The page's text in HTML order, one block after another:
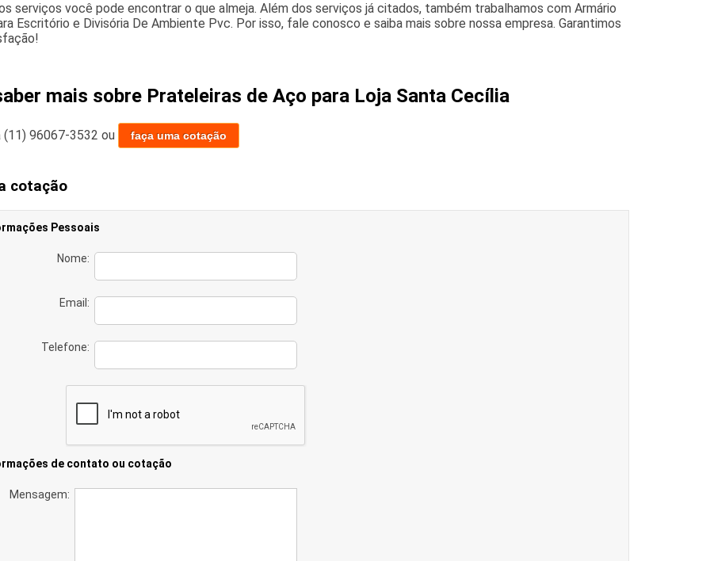
serviços você pode encontrar o que almeja. Além dos serviços já citados, também trabalhamos com Armário
Escritório e Divisória De Ambiente Pvc. Por isso, fale conosco e saiba mais sobre nossa empresa. Garantimos
mais sobre Prateleiras de Aço para Loja Santa Cecília
(11) 96067-3532 ou faça uma cotação
cotação
Pessoais
Nome:
Email:
Telefone:
de contato ou cotação
Mensagem: